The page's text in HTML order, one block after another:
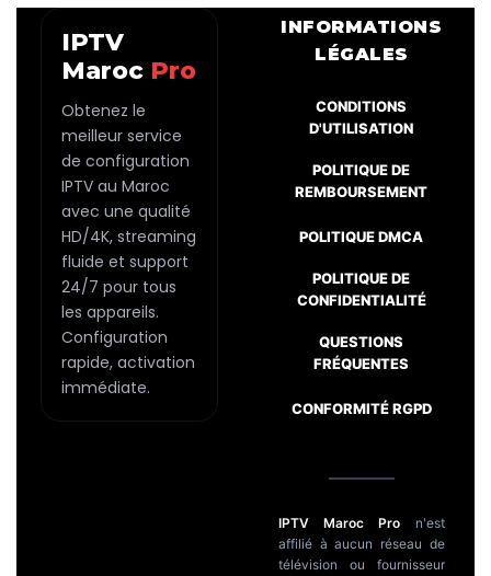
contenu
à
MAD 499,00
options
peuvent
choisies
produit
IPTV
Maroc Pro
Obtenez le
meilleur service
de configuration
IPTV au Maroc
avec une qualité
HD/4K, streaming
fluide et support
24/7 pour tous
les appareils.
Configuration
rapide, activation
immédiate.
INFORMATIONS
LÉGALES
CONDITIONS
D'UTILISATION
POLITIQUE DE
REMBOURSEMENT
POLITIQUE DMCA
POLITIQUE DE
CONFIDENTIALITÉ
QUESTIONS
FRÉQUENTES
CONFORMITÉ RGPD
IPTV Maroc Pro n'est
affilié à aucun réseau de
télévision ou fournisseur